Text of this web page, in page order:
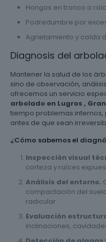
Hongos en tronco o
Podredumbre por
Agrietamiento y caída
Diagnosis del
Mantener la salud de los
sino de observación,
ofrecemos un servicio
arbolado en Lugros ,
tiempo problemas
antes de que sean
¿Cómo sabemos el
Inspección visual
corteza y raíces
Análisis del entorno.
compactación del
radicular.
Evaluación
inclinaciones,